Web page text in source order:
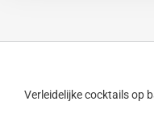
Verleidelijke cocktails op